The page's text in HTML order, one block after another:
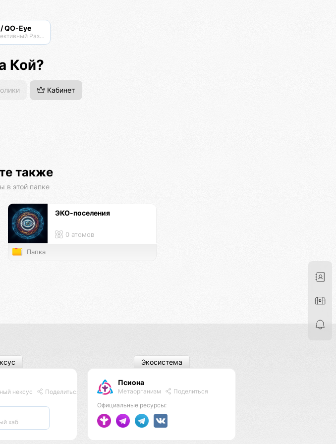
QO-Eye
Коллективный Разум КО
Кой?
Кабинет
также
в этой папке
ЭКО-поселения
0 атомов
Папка
нексус Поделиться
хаб
Псиона
Метаорганизм
Поделиться
Официальные ресурсы:
Экосистема